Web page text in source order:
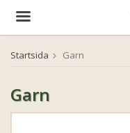
Startsida Garn
Garn